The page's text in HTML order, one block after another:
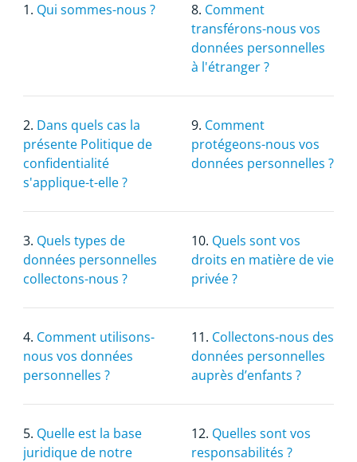
1. Qui sommes-nous ? 8. Comment
transférons-nous vos
données personnelles
à l'étranger ?
2. Dans quels cas la
présente Politique de
confidentialité
s'applique-t-elle ?
9. Comment
protégeons-nous vos
données personnelles ?
3. Quels types de
données personnelles
collectons-nous ?
10. Quels sont vos
droits en matière de vie
privée ?
4. Comment utilisons-
nous vos données
personnelles ?
11. Collectons-nous des
données personnelles
auprès d’enfants ?
5. Quelle est la base
juridique de notre
12. Quelles sont vos
responsabilités ?